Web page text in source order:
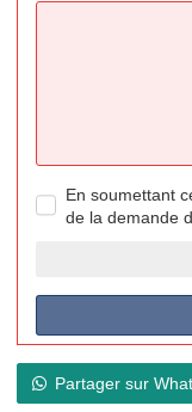
En soumettant
de la demande
Partager sur